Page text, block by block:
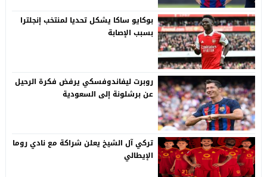
بوكايو ساكا يشكل تحديا لمنتخب إنجلترا
بسبب الإصابة
روبرت ليفاندوفسكي يرفض فكرة الرحيل
عن برشلونة إلى السعودية
تركي آل الشيخ يعلن شراكة مع نادي روما
الإيطالي